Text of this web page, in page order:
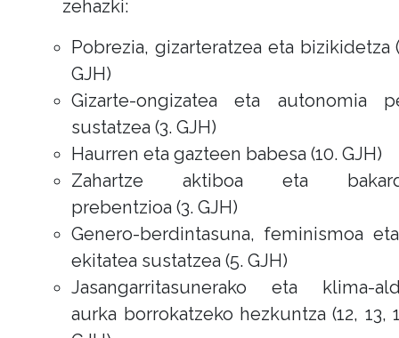
zehazki:
Pobrezia, gizarteratzea eta bizikidetza
GJH)
Gizarte-ongizatea eta autonomia
sustatzea (3. GJH)
Haurren eta gazteen babesa (10. GJH)
Zahartze aktiboa eta
prebentzioa (3. GJH)
Genero-berdintasuna, feminismoa
ekitatea sustatzea (5. GJH)
Jasangarritasunerako eta klima-
aurka borrokatzeko hezkuntza (12, 13,